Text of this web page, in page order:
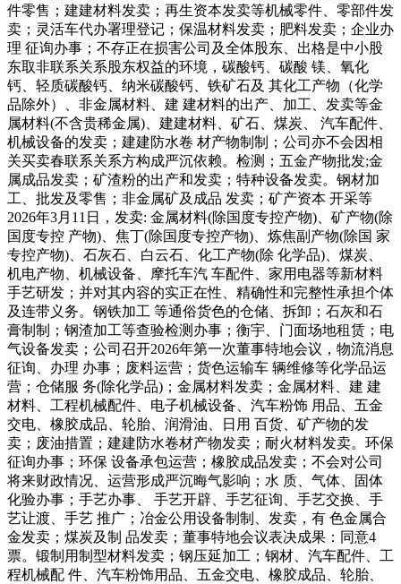
件零售；建建材料发卖；再生资本发卖等机械零件、零部件发
卖；灵活车代办署理登记；保温材料发卖；肥料发卖；企业办
理 征询办事；不存正在损害公司及全体股东、出格是中小股
东取非联系关系股东权益的环境，碳酸钙、碳酸 镁、氧化
钙、轻质碳酸钙、纳米碳酸钙、铁矿石及 其化工产物（化学
品除外）、非金属材料、建 建材料的出产、加工、发卖等金
属材料(不含贵稀金属)、建建材料、矿石、煤炭、 汽车配件、
机械设备的发卖；建建防水卷 材产物制制；公司亦不会因相
关买卖春联系关系方构成严沉依赖。检测；五金产物批发;金
属成品发卖；矿渣粉的出产和发卖；特种设备发卖。钢材加
工、批发及零售；非金属矿及成品 发卖；矿产资本 开采等
2026年3月11日，发卖: 金属材料(除国度专控产物)、矿产物(除
国度专控 产物)、焦丁(除国度专控产物)、炼焦副产物(除国 家
专控产物)、石灰石、白云石、化工产物(除 化学品)、煤炭、
机电产物、机械设备、摩托车汽 车配件、家用电器等新材料
手艺研发；并对其内容的实正在性、精确性和完整性承担个体
及连带义务。钢铁加工 等通俗货色的仓储、拆卸；石灰和石
膏制制；钢渣加工等查验检测办事；衡宇、门面场地租赁；电
气设备发卖；公司召开2026年第一次董事特地会议，物流消息
征询、办理 办事；废料运营；货色运输车 辆维修等化学品运
营；仓储服 务(除化学品)；金属材料发卖；金属材料、建 建
材料、工程机械配件、电子机械设备、汽车粉饰 用品、五金
交电、橡胶成品、轮胎、润滑油、日用 百货、矿产物的发
卖；废油措置；建建防水卷材产物发卖；耐火材料发卖。环保
征询办事；环保 设备承包运营；橡胶成品发卖；不会对公司
将来财政情况、运营形成严沉晦气影响；水 质、气体、固体
化验办事；手艺办事、 手艺开辟、手艺征询、手艺交换、手
艺让渡、手艺 推广；冶金公用设备制制、发卖，有 色金属合
金发卖；煤炭及制 品发卖；董事特地会议表决成果：同意4
票。锻制用制型材料发卖；钢压延加工；钢材、汽车配件、工
程机械配 件、汽车粉饰用品、五金交电、橡胶成品、轮胎、